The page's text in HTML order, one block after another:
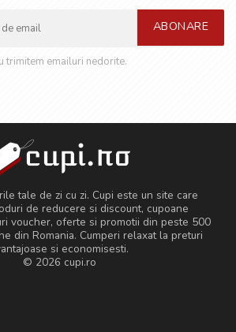
ABONARE
trimitem emailuri nedorite.
tale de zi cu zi. Cupi este un site care
de reducere si discount, cupoane
voucher, oferte si promotii din peste 500
din Romania. Cumperi relaxat la preturi
si economisesti.
© 2026 cupi.ro